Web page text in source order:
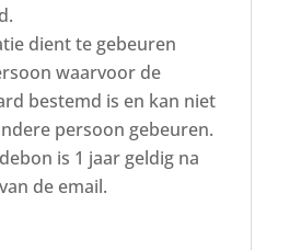
dient te gebeuren
waarvoor de
bestemd is en kan niet
persoon gebeuren.
is 1 jaar geldig na
de email.